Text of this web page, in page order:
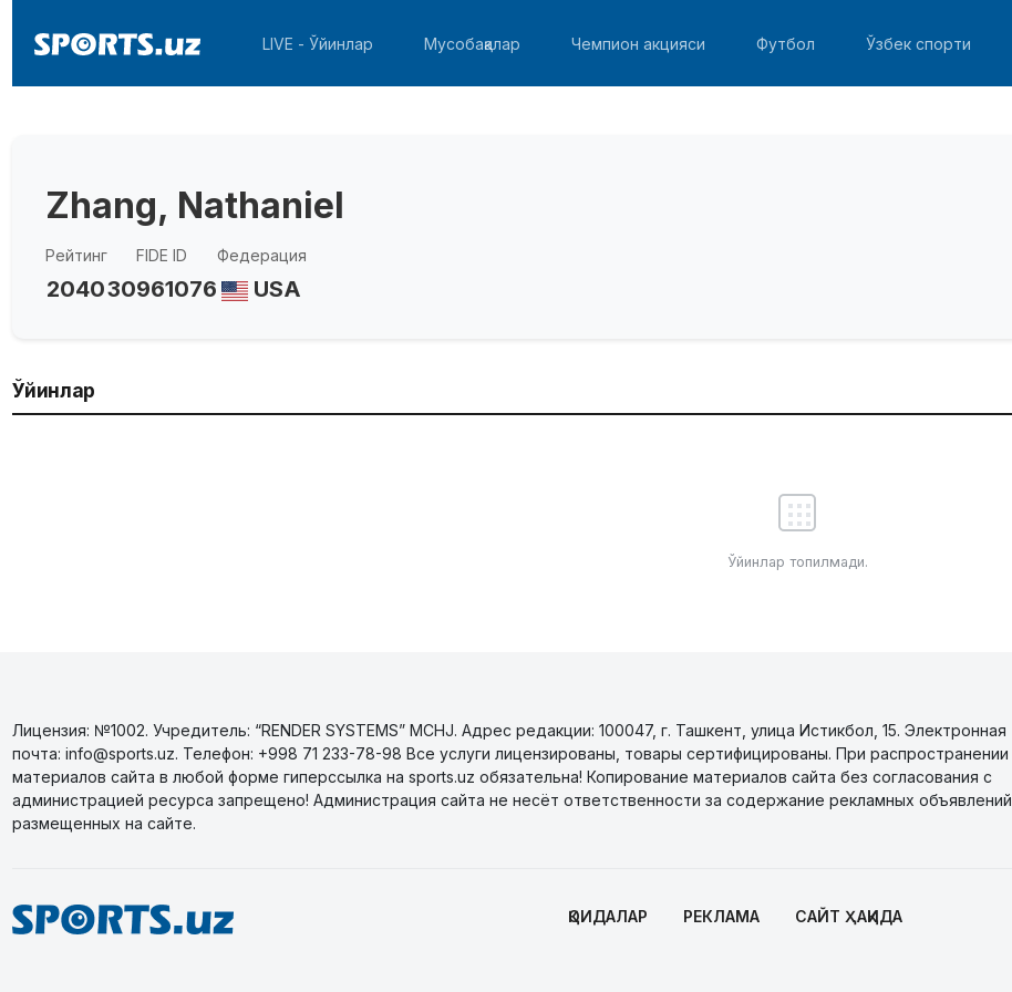
LIVE - Ўйинлар Мусобақалар Чемпион акцияси Футбол Ўзбек спорти
Zhang, Nathaniel
Рейтинг
2040
FIDE ID
30961076
Федерация
USA
Ўйинлар
Ўйинлар топилмади.
Лицензия: №1002. Учредитель: “RENDER SYSTEMS” MCHJ. Адрес редакции: 100047, г. Ташкент, улица Истикбол, 15. Электронная
почта: info@sports.uz. Телефон: +998 71 233-78-98 Все услуги лицензированы, товары сертифицированы. При распространении
материалов сайта в любой форме гиперссылка на sports.uz обязательна! Копирование материалов сайта без согласования с
администрацией ресурса запрещено! Администрация сайта не несёт ответственности за содержание рекламных объявлений,
размещенных на сайте.
ҚОИДАЛАР РЕКЛАМА САЙТ ҲАҚИДА